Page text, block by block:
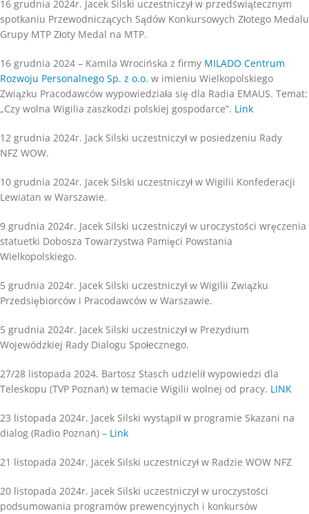
16 grudnia 2024r. Jacek Silski uczestniczył w przedświątecznym
spotkaniu Przewodniczących Sądów Konkursowych Złotego Medalu
Grupy MTP Złoty Medal na MTP.
16 grudnia 2024 – Kamila Wrocińska z firmy MILADO Centrum
Rozwoju Personalnego Sp. z o.o. w imieniu Wielkopolskiego
Związku Pracodawców wypowiedziała się dla Radia EMAUS. Temat:
„Czy wolna Wigilia zaszkodzi polskiej gospodarce”. Link
12 grudnia 2024r. Jack Silski uczestniczył w posiedzeniu Rady
NFZ WOW.
10 grudnia 2024r. Jacek Silski uczestniczył w Wigilii Konfederacji
Lewiatan w Warszawie.
9 grudnia 2024r. Jacek Silski uczestniczył w uroczystości wręczenia
statuetki Dobosza Towarzystwa Pamięci Powstania
Wielkopolskiego.
5 grudnia 2024r. Jacek Silski uczestniczył w Wigilii Związku
Przedsiębiorców i Pracodawców w Warszawie.
5 grudnia 2024r. Jacek Silski uczestniczył w Prezydium
Wojewódzkiej Rady Dialogu Społecznego.
27/28 listopada 2024. Bartosz Stasch udzielił wypowiedzi dla
Teleskopu (TVP Poznań) w temacie Wigilii wolnej od pracy. LINK
23 listopada 2024r. Jacek Silski wystąpił w programie Skazani na
dialog (Radio Poznań) – Link
21 listopada 2024r. Jacek Silski uczestniczył w Radzie WOW NFZ
20 listopada 2024r. Jacek Silski uczestniczył w uroczystości
podsumowania programów prewencyjnych i konkursów